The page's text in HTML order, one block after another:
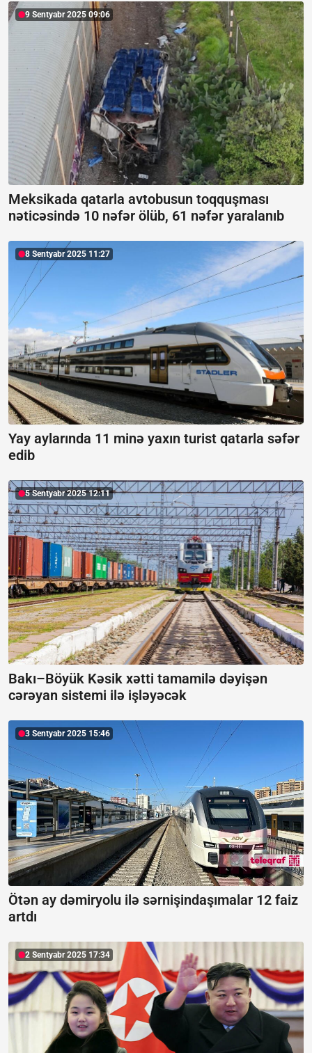
9 Sentyabr 2025 09:06
Meksikada qatarla avtobusun toqquşması
nəticəsində 10 nəfər ölüb, 61 nəfər yaralanıb
8 Sentyabr 2025 11:27
Yay aylarında 11 minə yaxın turist qatarla səfər
edib
5 Sentyabr 2025 12:11
Bakı–Böyük Kəsik xətti tamamilə dəyişən
cərəyan sistemi ilə işləyəcək
3 Sentyabr 2025 15:46
Ötən ay dəmiryolu ilə sərnişindaşımalar 12 faiz
artdı
2 Sentyabr 2025 17:34